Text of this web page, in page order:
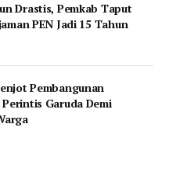
Drastis, Pemkab Taput
PEN Jadi 15 Tahun‎
Pembangunan
Garuda Demi